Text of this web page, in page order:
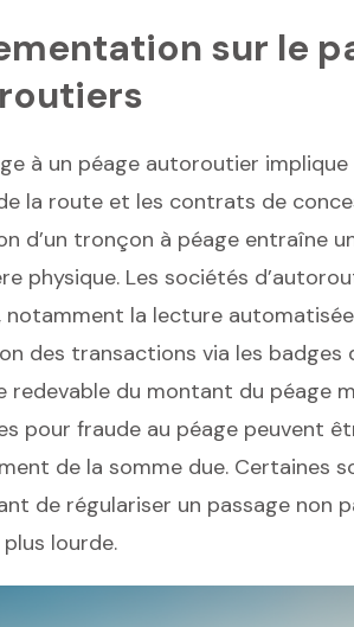
sur le
à un péage autoroutier
la route et les contrats de
d’un tronçon à péage entraîne
physique. Les sociétés
notamment la lecture
des transactions via les badges
redevable du montant du péage
pour fraude au péage peuvent
de la somme due. Certaines
de régulariser un passage non
lourde.